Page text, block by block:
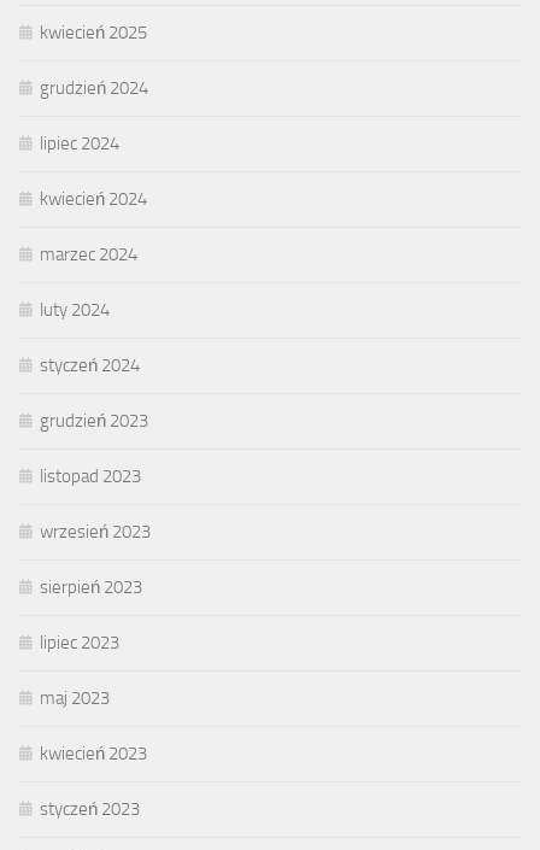
kwiecień 2025
grudzień 2024
lipiec 2024
kwiecień 2024
marzec 2024
luty 2024
styczeń 2024
grudzień 2023
listopad 2023
wrzesień 2023
sierpień 2023
lipiec 2023
maj 2023
kwiecień 2023
styczeń 2023